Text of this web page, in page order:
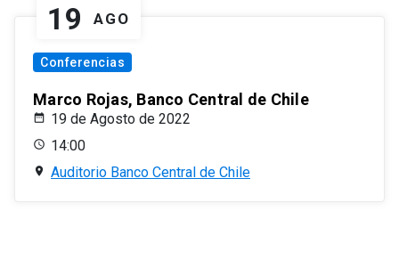
19 AGO
Conferencias
Marco Rojas, Banco Central de Chile
19 de Agosto de 2022
14:00
Auditorio Banco Central de Chile